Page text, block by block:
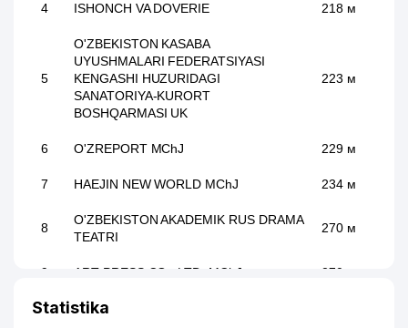
4 ISHONCH VA DOVERIE 218 м
5
O'ZBEKISTON KASABA
UYUSHMALARI FEDERATSIYASI
KENGASHI HUZURIDAGI
SANATORIYA-KURORT
BOSHQARMASI UK
223 м
6 O'ZREPORT MChJ 229 м
7 HAEJIN NEW WORLD MChJ 234 м
8
O'ZBEKISTON AKADEMIK RUS DRAMA
TEATRI
270 м
9 ART PRESS CO., LTD. MChJ 270 м
10 UNIVERSAL-PRESS-MEDIA MChJ
Statistika